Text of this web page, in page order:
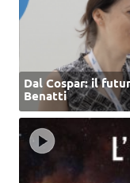
Dal Cospar: il
Benatti